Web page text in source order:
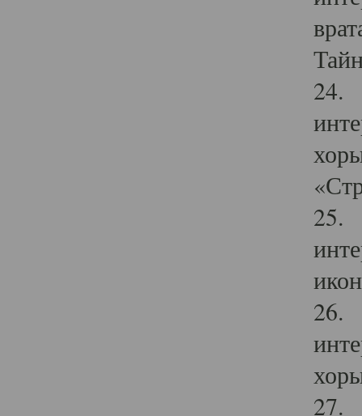
24.
25.
26.
27.